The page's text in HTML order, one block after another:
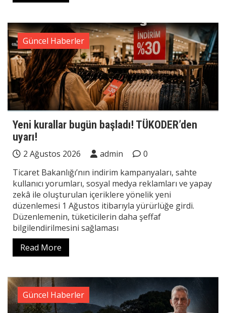
Güncel Haberler
Yeni kurallar bugün başladı! TÜKODER’den
uyarı!
2 Ağustos 2026 admin
0
Ticaret Bakanlığı’nın indirim kampanyaları, sahte
kullanıcı yorumları, sosyal medya reklamları ve yapay
zekâ ile oluşturulan içeriklere yönelik yeni
düzenlemesi 1 Ağustos itibarıyla yürürlüğe girdi.
Düzenlemenin, tüketicilerin daha şeffaf
bilgilendirilmesini sağlaması
Read More
Güncel Haberler